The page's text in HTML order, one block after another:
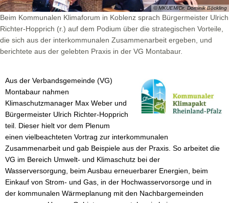
© MKUEM/Dr. Dominik Böckling
Beim Kommunalen Klimaforum in Koblenz sprach Bürgermeister Ulrich
Richter-Hopprich (r.) auf dem Podium über die strategischen Vorteile,
die sich aus der interkommunalen Zusammenarbeit ergeben, und
berichtete aus der gelebten Praxis in der VG Montabaur.
Aus der Verbandsgemeinde (VG)
Montabaur nahmen
Klimaschutzmanager Max Weber und
Bürgermeister Ulrich Richter-Hopprich
teil. Dieser hielt vor dem Plenum
einen vielbeachteten Vortrag zur interkommunalen
Zusammenarbeit und gab Beispiele aus der Praxis. So arbeitet die
VG im Bereich Umwelt- und Klimaschutz bei der
Wasserversorgung, beim Ausbau erneuerbarer Energien, beim
Einkauf von Strom- und Gas, in der Hochwasservorsorge und in
der kommunalen Wärmeplanung mit den Nachbargemeinden